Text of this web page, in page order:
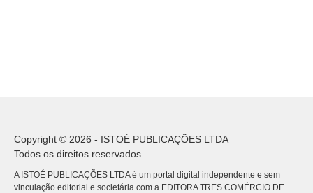
Copyright © 2026 - ISTOÉ PUBLICAÇÕES LTDA
Todos os direitos reservados.
A ISTOÉ PUBLICAÇÕES LTDA é um portal digital independente e sem
vinculação editorial e societária com a EDITORA TRES COMÉRCIO DE